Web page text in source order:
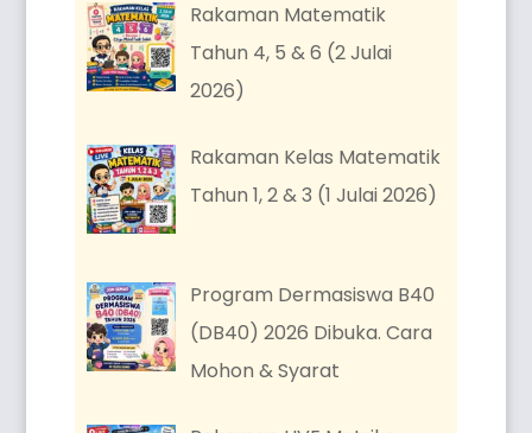
Rakaman Matematik
Tahun 4, 5 & 6 (2 Julai
2026)
Rakaman Kelas Matematik
Tahun 1, 2 & 3 (1 Julai 2026)
Program Dermasiswa B40
(DB40) 2026 Dibuka. Cara
Mohon & Syarat